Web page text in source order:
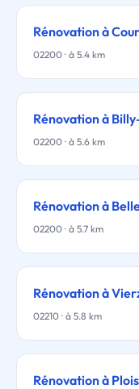
Rénovation à
02200 · à 5.4 km
Rénovation à
02200 · à 5.6 km
Rénovation à
02200 · à 5.7 km
Rénovation à
02210 · à 5.8 km
Rénovation à